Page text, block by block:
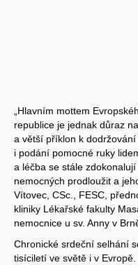
„Hlavním mottem
republice je jednak důraz
a větší příklon k
i podání pomocné ruky
a léčba se stále
nemocných prodloužit a
Vítovec, CSc., FESC,
kliniky Lékařské fakulty
nemocnice u sv. Anny v
Chronické srdeční selhání
tisíciletí ve světě i v